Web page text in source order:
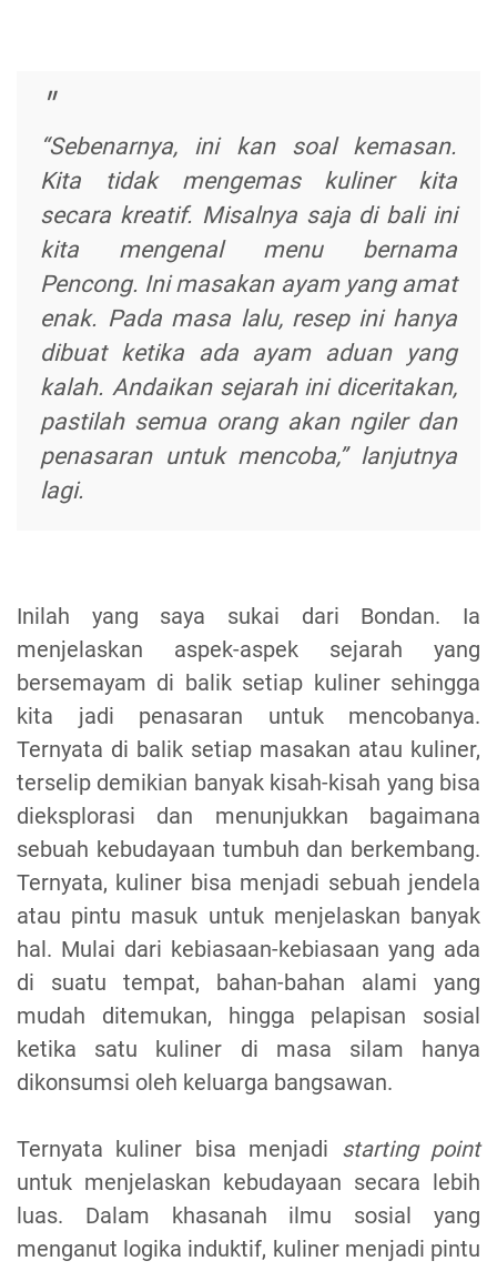
“Sebenarnya, ini kan soal kemasan.
Kita tidak mengemas kuliner kita
secara kreatif. Misalnya saja di bali ini
kita mengenal menu bernama
Pencong. Ini masakan ayam yang amat
enak. Pada masa lalu, resep ini hanya
dibuat ketika ada ayam aduan yang
kalah. Andaikan sejarah ini diceritakan,
pastilah semua orang akan ngiler dan
penasaran untuk mencoba,”lanjutnya
lagi.
Inilah yang saya sukai dari Bondan. Ia
menjelaskan aspek-aspek sejarah yang
bersemayam di balik setiap kuliner sehingga
kita jadi penasaran untuk mencobanya.
Ternyata di balik setiap masakan atau kuliner,
terselip demikian banyak kisah-kisah yang bisa
dieksplorasi dan menunjukkan bagaimana
sebuah kebudayaan tumbuh dan berkembang.
Ternyata, kuliner bisa menjadi sebuah jendela
atau pintu masuk untuk menjelaskan banyak
hal. Mulai dari kebiasaan-kebiasaan yang ada
di suatu tempat, bahan-bahan alami yang
mudah ditemukan, hingga pelapisan sosial
ketika satu kuliner di masa silam hanya
dikonsumsi oleh keluarga bangsawan.
Ternyata kuliner bisa menjadi starting point
untuk menjelaskan kebudayaan secara lebih
luas. Dalam khasanah ilmu sosial yang
menganut logika induktif, kuliner menjadi pintu